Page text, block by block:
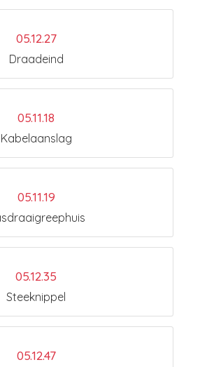
05.12.27
Draadeind
05.11.18
Kabelaanslag
05.11.19
05.12.35
Steeknippel
05.12.47